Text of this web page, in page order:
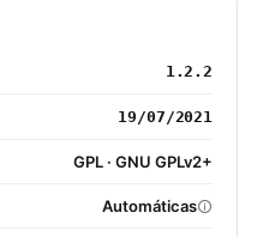
1.2.2
19/07/2021
GPL · GNU GPLv2+
Automáticas